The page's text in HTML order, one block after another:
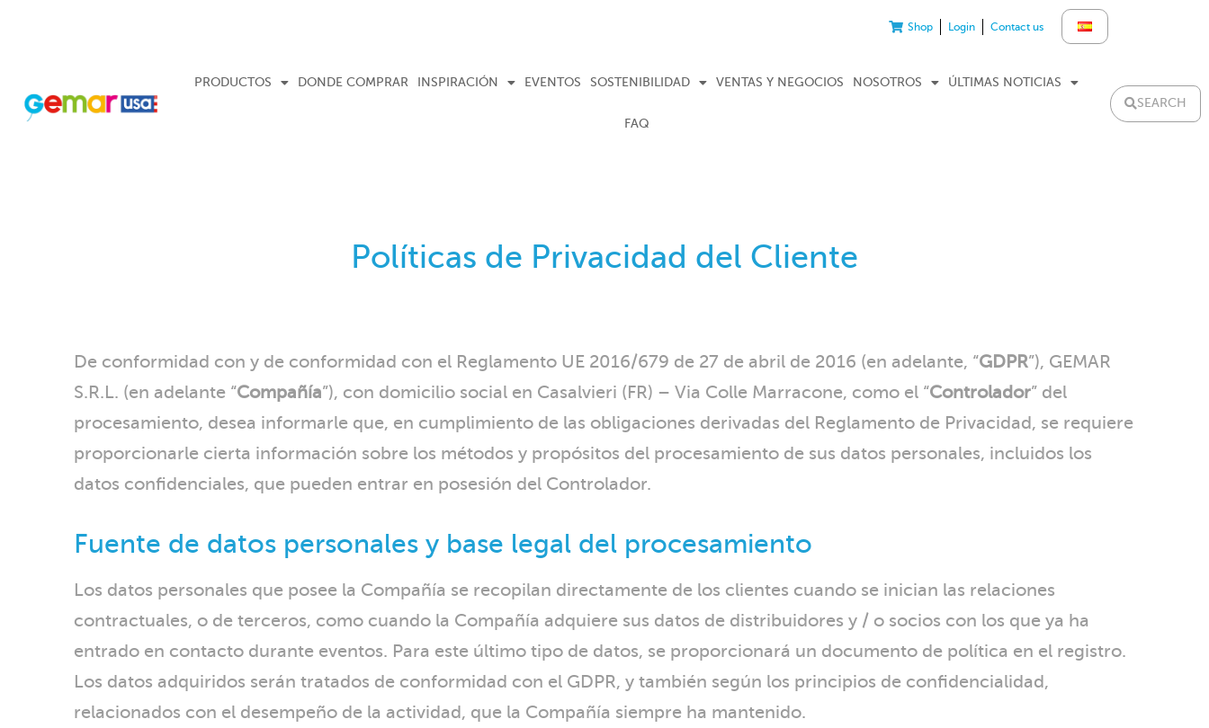
Shop Login Contact us
PRODUCTOS DONDE COMPRAR INSPIRACIÓN EVENTOS SOSTENIBILIDAD VENTAS Y NEGOCIOS NOSOTROS ÚLTIMAS NOTICIAS
FAQ
SEARCH
Políticas de Privacidad del Cliente
De conformidad con y de conformidad con el Reglamento UE 2016/679 de 27 de abril de 2016 (en adelante, “GDPR”), GEMAR
S.R.L. (en adelante “Compañía”), con domicilio social en Casalvieri (FR) – Via Colle Marracone, como el “Controlador” del
procesamiento, desea informarle que, en cumplimiento de las obligaciones derivadas del Reglamento de Privacidad, se requiere
proporcionarle cierta información sobre los métodos y propósitos del procesamiento de sus datos personales, incluidos los
datos confidenciales, que pueden entrar en posesión del Controlador.
Fuente de datos personales y base legal del procesamiento
Los datos personales que posee la Compañía se recopilan directamente de los clientes cuando se inician las relaciones
contractuales, o de terceros, como cuando la Compañía adquiere sus datos de distribuidores y / o socios con los que ya ha
entrado en contacto durante eventos. Para este último tipo de datos, se proporcionará un documento de política en el registro.
Los datos adquiridos serán tratados de conformidad con el GDPR, y también según los principios de confidencialidad,
relacionados con el desempeño de la actividad, que la Compañía siempre ha mantenido.